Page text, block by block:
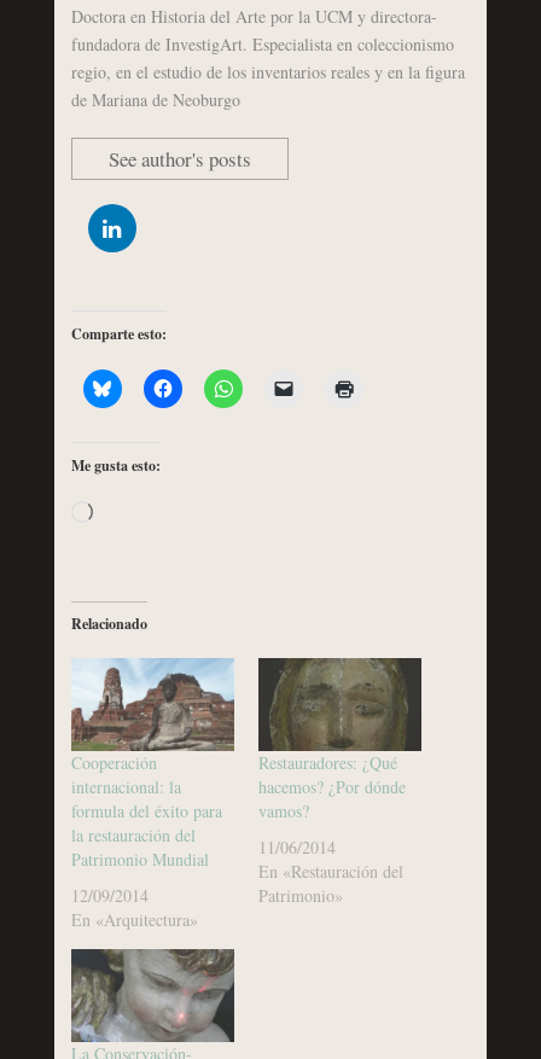
Doctora en Historia del Arte por la UCM y directora-
fundadora de InvestigArt. Especialista en coleccionismo
regio, en el estudio de los inventarios reales y en la figura
de Mariana de Neoburgo
See author's posts
Comparte esto:
Me gusta esto:
Cargando...
Relacionado
Cooperación
internacional: la
formula del éxito para
la restauración del
Patrimonio Mundial
12/09/2014
En «Arquitectura»
Restauradores: ¿Qué
hacemos? ¿Por dónde
vamos?
11/06/2014
En «Restauración del
Patrimonio»
La Conservación-